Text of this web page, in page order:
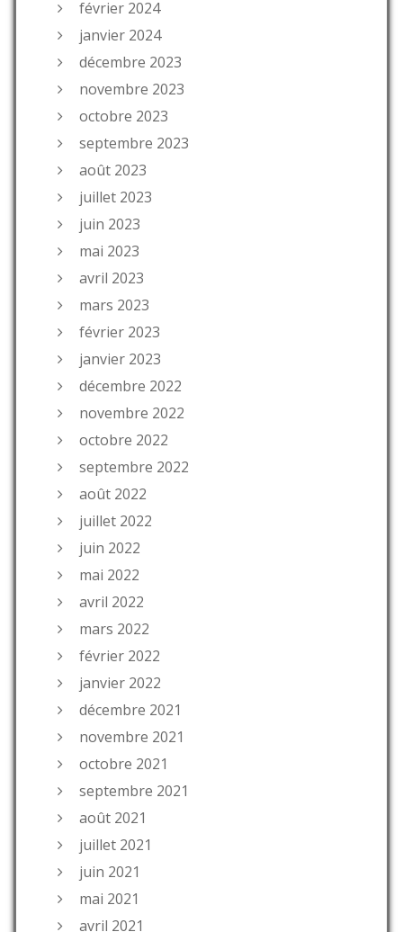
février 2024
janvier 2024
décembre 2023
novembre 2023
octobre 2023
septembre 2023
août 2023
juillet 2023
juin 2023
mai 2023
avril 2023
mars 2023
février 2023
janvier 2023
décembre 2022
novembre 2022
octobre 2022
septembre 2022
août 2022
juillet 2022
juin 2022
mai 2022
avril 2022
mars 2022
février 2022
janvier 2022
décembre 2021
novembre 2021
octobre 2021
septembre 2021
août 2021
juillet 2021
juin 2021
mai 2021
avril 2021